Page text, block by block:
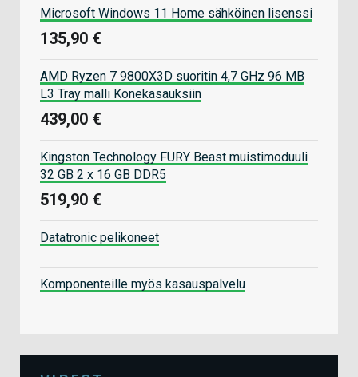
Microsoft Windows 11 Home sähköinen lisenssi
135,90 €
AMD Ryzen 7 9800X3D suoritin 4,7 GHz 96 MB
L3 Tray malli Konekasauksiin
439,00 €
Kingston Technology FURY Beast muistimoduuli
32 GB 2 x 16 GB DDR5
519,90 €
Datatronic pelikoneet
Komponenteille myös kasauspalvelu